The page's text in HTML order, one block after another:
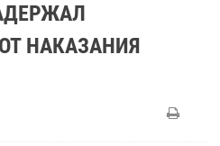
НАКАЗАНИЯ